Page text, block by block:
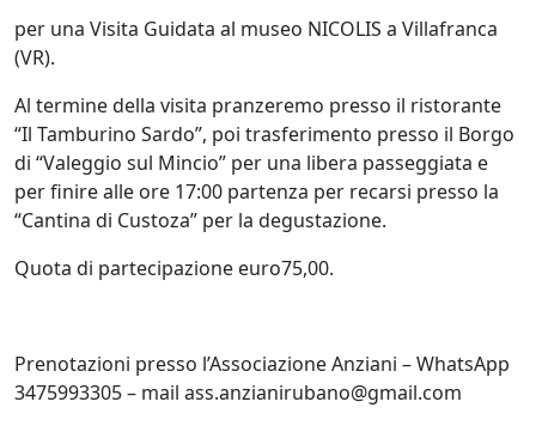
per una Visita Guidata al museo NICOLIS a Villafranca
(VR).
Al termine della visita pranzeremo presso il ristorante
“Il Tamburino Sardo”, poi trasferimento presso il Borgo
di “Valeggio sul Mincio” per una libera passeggiata e
per finire alle ore 17:00 partenza per recarsi presso la
“Cantina di Custoza” per la degustazione.
Quota di partecipazione euro75,00.
Prenotazioni presso l’Associazione Anziani – WhatsApp
3475993305 – mail ass.anzianirubano@gmail.com